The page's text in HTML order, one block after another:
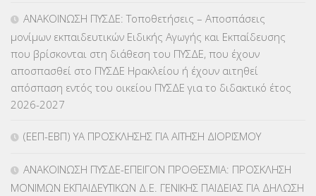
ΚΕΣΥ(60)
ΚΕΣΥΠ(109)
ΚΠγ – ΚΡΑΤΙΚΟ ΠΙΣΤΟΠΟΙΗΤΙΚΟ ΓΛΩΣΣΟΜΑΘΕΙΑΣ
ΚΠπ- ΚΡΑΤΙΚΟ ΠΙΣΤΟΠΟΙΗΤΙΚΟ ΠΛΗΡΟΦΟΡΙΚΗΣ(12)
ΛΟΙΠΑ(309)
ΑΝΑΚΟΙΝΩΣΗ ΠΥΣΔΕ: Τοποθετήσεις – Αποσπάσεις
μονίμων εκπαιδευτικών Ειδικής Αγωγής και Εκπαίδευσης
που βρίσκονται στη διάθεση του ΠΥΣΔΕ, που έχουν
αποσπασθεί στο ΠΥΣΔΕ Ηρακλείου ή έχουν αιτηθεί
απόσπαση εντός του οικείου ΠΥΣΔΕ για το διδακτικό έτος
2026-2027
(ΕΕΠ-ΕΒΠ) ΥΑ ΠΡΟΣΚΛΗΣΗΣ ΓΙΑ ΑΙΤΗΣΗ ΔΙΟΡΙΣΜΟΥ
ΑΝΑΚΟΙΝΩΣΗ ΠΥΣΔΕ-ΕΠΕΙΓΟΝ ΠΡΟΘΕΣΜΙΑ: ΠΡΟΣΚΛΗΣΗ
ΜΟΝΙΜΩΝ ΕΚΠΑΙΔΕΥΤΙΚΩΝ Δ.Ε. ΓΕΝΙΚΗΣ ΠΑΙΔΕΙΑΣ ΓΙΑ ΔΗΛΩΣΗ